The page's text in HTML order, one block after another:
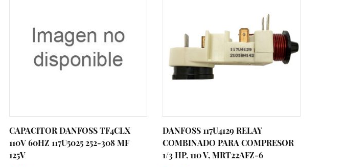
CAPACITOR DANFOSS TF4CLX
110V 60HZ 117U5025 252-308 MF
125V
DANFOSS 117U4129 RELAY
COMBINADO PARA COMPRESOR
1/3 HP, 110 V, MRT22AFZ-6